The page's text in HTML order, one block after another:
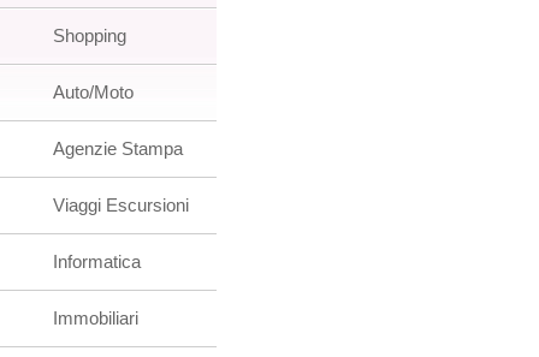
Shopping
Auto/Moto
Agenzie Stampa
Viaggi Escursioni
Informatica
Immobiliari